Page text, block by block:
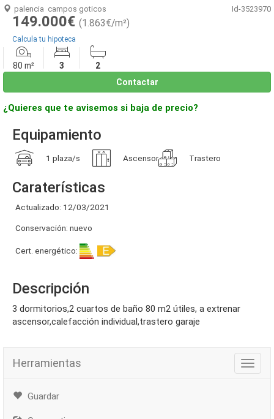
palencia campos goticos Id-3523970
149.000€ (1.863€/m²)
Calcula tu hipoteca
80 m² 3
2
Contactar
¿Quieres que te avisemos si baja de precio?
Equipamiento
1 plaza/s Ascensor Trastero
Caraterísticas
Actualizado: 12/03/2021
Conservación: nuevo
Cert. energético:
Descripción
3 dormitorios,2 cuartos de baño 80 m2 útiles, a extrenar
ascensor,calefacción individual,trastero garaje
Herramientas
Guardar